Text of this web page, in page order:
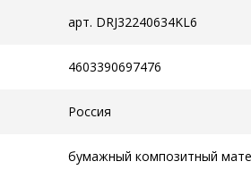
арт. DRJ32240634KL6
4603390697476
Россия
бумажный композитный